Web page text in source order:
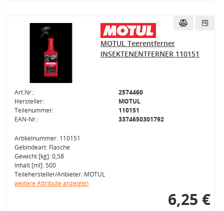
MOTUL Teerentferner
INSEKTENENTFERNER 110151
Art.Nr.:
2574460
Hersteller:
MOTUL
Teilenummer:
110151
EAN-Nr.:
3374650301792
Artikelnummer: 110151
Gebindeart: Flasche
Gewicht [kg]: 0,58
Inhalt [ml]: 500
Teilehersteller/Anbieter: MOTUL
weitere Attribute anzeigen
6,25 €